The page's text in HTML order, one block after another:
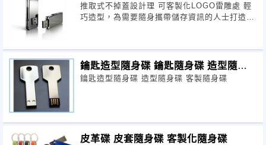
推取式不掉蓋設計理 可客製化LOGO雷雕處 輕
巧造型，為需要隨身攜帶儲存資訊的人士打造完
鑰匙造型隨身碟 鑰匙隨身碟 造型隨身
碟
鑰匙造型隨身碟 造型隨身碟 客製隨身碟
皮革碟 皮套隨身碟 客製化隨身碟